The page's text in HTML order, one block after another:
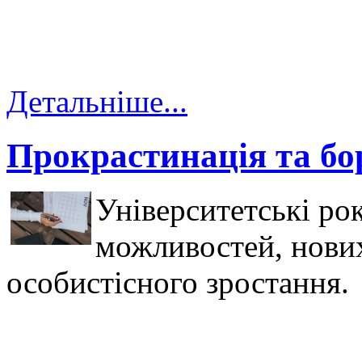
Детальніше...
Прокрастинація та
Університетські
можливостей,
особистісного зростання.